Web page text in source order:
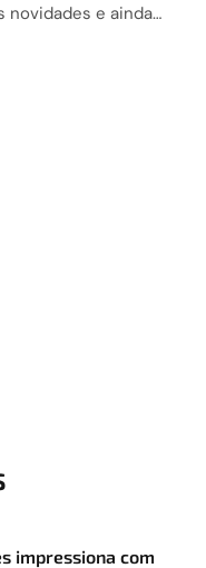
novidades e ainda…
impressiona com